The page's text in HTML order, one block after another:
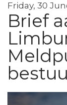
Friday, 30
Brief